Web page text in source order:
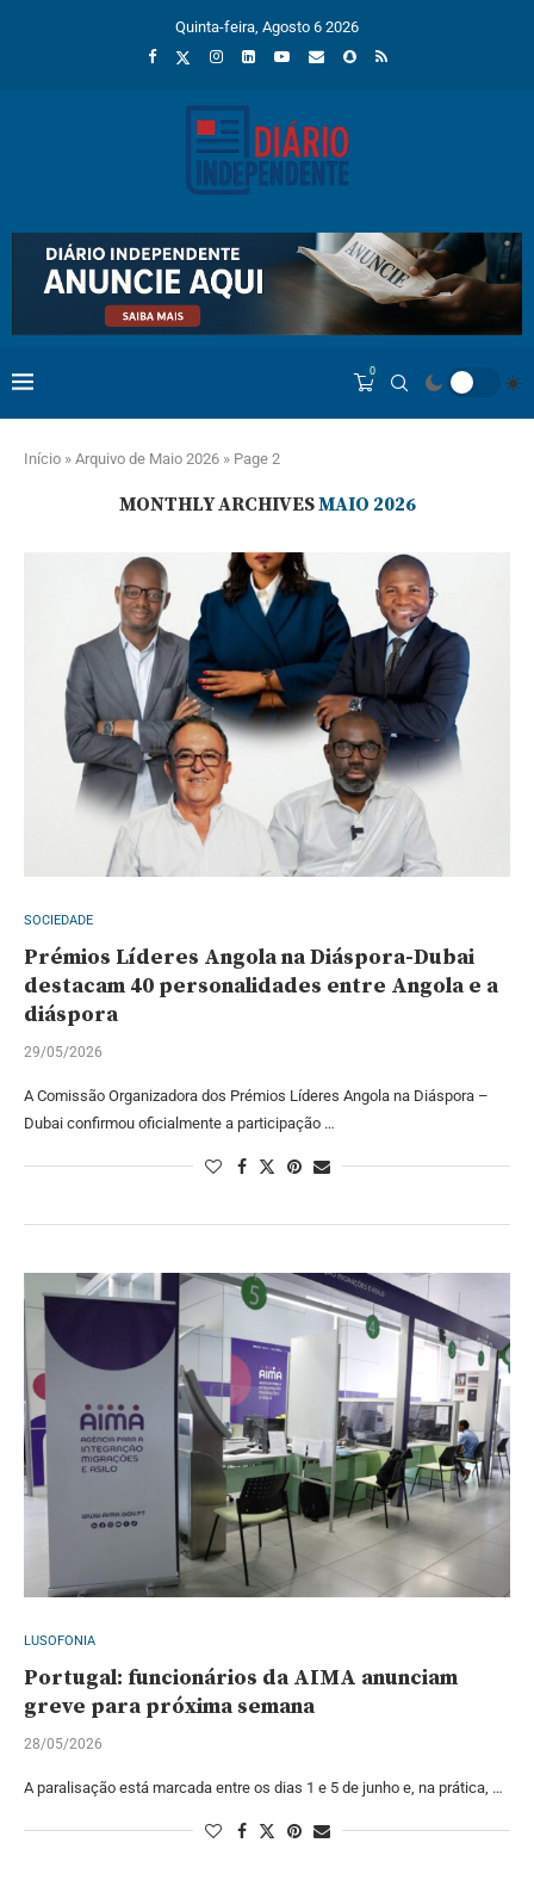
Quinta-feira, Agosto 6 2026
0
Início » Arquivo de Maio 2026 » Page 2
MONTHLY ARCHIVESMAIO 2026
SOCIEDADE
Prémios Líderes Angola na Diáspora-Dubai
destacam 40 personalidades entre Angola e a
diáspora
29/05/2026
A Comissão Organizadora dos Prémios Líderes Angola na Diáspora –
Dubai confirmou oficialmente a participação …
LUSOFONIA
Portugal: funcionários da AIMA anunciam
greve para próxima semana
28/05/2026
A paralisação está marcada entre os dias 1 e 5 de junho e, na prática, …